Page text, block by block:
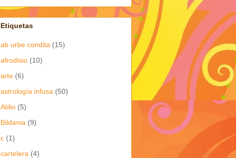
Etiquetas
ab urbe condita (15)
afrodisio (10)
arte (6)
astrología infusa (50)
Atilio (5)
Bildania (9)
c (1)
cartelera (4)